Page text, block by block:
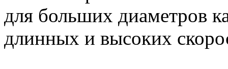
для больших диаметров
длинных и высоких